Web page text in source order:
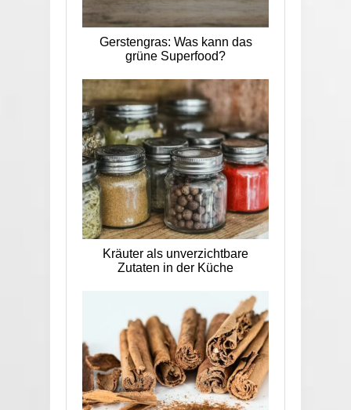
Gerstengras: Was kann das
grüne Superfood?
Kräuter als unverzichtbare
Zutaten in der Küche